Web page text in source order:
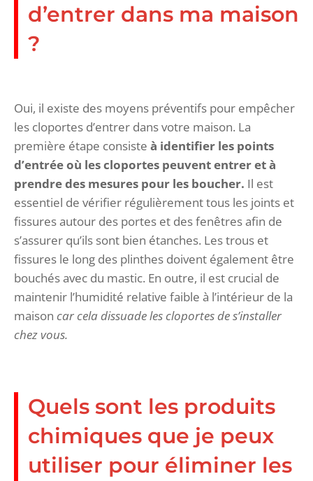
d’entrer dans ma maison
?
Oui, il existe des moyens préventifs pour empêcher
les cloportes d’entrer dans votre maison. La
première étape consiste à identifier les points
d’entrée où les cloportes peuvent entrer et à
prendre des mesures pour les boucher. Il est
essentiel de vérifier régulièrement tous les joints et
fissures autour des portes et des fenêtres afin de
s’assurer qu’ils sont bien étanches. Les trous et
fissures le long des plinthes doivent également être
bouchés avec du mastic. En outre, il est crucial de
maintenir l’humidité relative faible à l’intérieur de la
maison car cela dissuade les cloportes de s’installer
chez vous.
Quels sont les produits
chimiques que je peux
utiliser pour éliminer les